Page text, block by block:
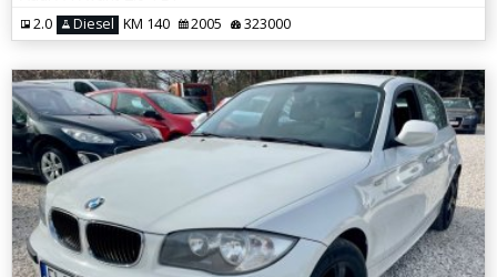
2.0 Diesel KM 140 2005 323000